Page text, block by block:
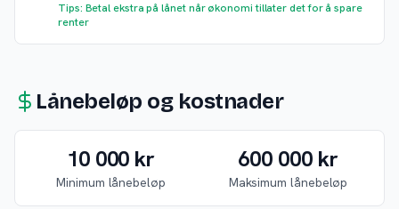
Tips: Betal ekstra på lånet når økonomi tillater det for å spare
renter
Lånebeløp og kostnader
10 000 kr
Minimum lånebeløp
600 000 kr
Maksimum lånebeløp